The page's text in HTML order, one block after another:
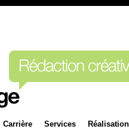
Carrière Services